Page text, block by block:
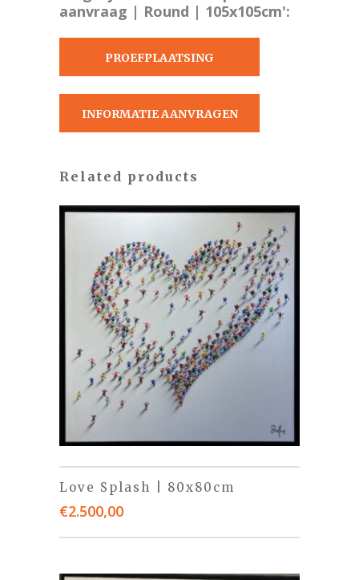
aanvraag | Round | 105x105cm':
PROEFPLAATSING
INFORMATIE AANVRAGEN
Related products
Love Splash | 80x80cm
€2.500,00